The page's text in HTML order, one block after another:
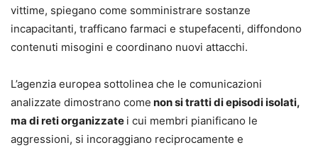
vittime, spiegano come somministrare sostanze
incapacitanti, trafficano farmaci e stupefacenti, diffondono
contenuti misogini e coordinano nuovi attacchi.
L’agenzia europea sottolinea che le comunicazioni
analizzate dimostrano come non si tratti di episodi isolati,
ma di reti organizzate i cui membri pianificano le
aggressioni, si incoraggiano reciprocamente e